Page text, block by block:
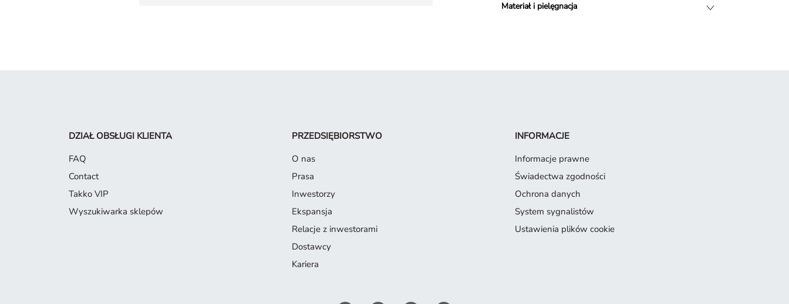
Materiał i pielęgnacja
DZIAŁ OBSŁUGI KLIENTA
FAQ
Contact
Takko VIP
Wyszukiwarka sklepów
PRZEDSIĘBIORSTWO
O nas
Prasa
Inwestorzy
Ekspansja
Relacje z inwestorami
Dostawcy
Kariera
INFORMACJE
Informacje prawne
Świadectwa zgodności
Ochrona danych
System sygnalistów
Ustawienia plików cookie